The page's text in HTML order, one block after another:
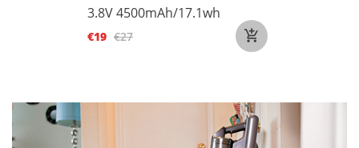
3.8V4500mAh/17.1wh
€19 €27